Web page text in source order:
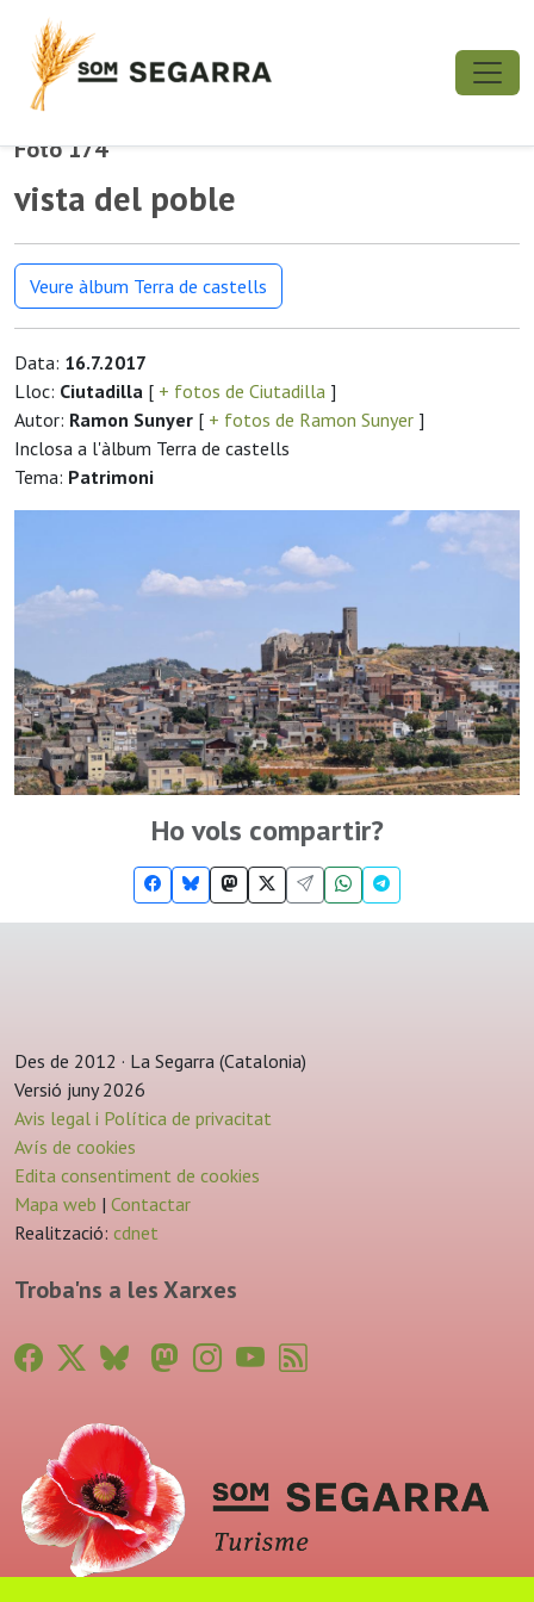
Foto 174
vista del poble
Veure àlbum Terra de castells
Data: 16.7.2017
Lloc: Ciutadilla [ + fotos de Ciutadilla ]
Autor: Ramon Sunyer [ + fotos de Ramon Sunyer ]
Inclosa a l'àlbum Terra de castells
Tema: Patrimoni
Ho vols compartir?
Des de 2012 · La Segarra (Catalonia)
Versió juny 2026
Avis legal i Política de privacitat
Avís de cookies
Edita consentiment de cookies
Mapa web | Contactar
Realització: cdnet
Troba'ns a les Xarxes